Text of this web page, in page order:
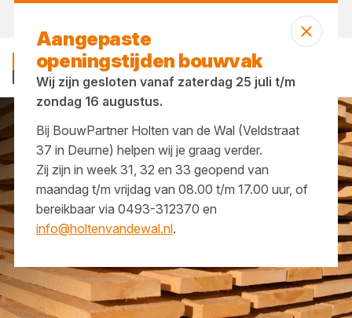
... Glaslatten
Aangepaste
openingstijden bouwvak
Wij zijn gesloten vanaf zaterdag 25 juli t/m
zondag 16 augustus.
Bij BouwPartner Holten van de Wal (Veldstraat
37 in Deurne) helpen wij je graag verder.
Zij zijn in week 31, 32 en 33 geopend van
maandag t/m vrijdag van 08.00 t/m 17.00 uur, of
bereikbaar via 0493-312370 en
info@holtenvandewal.nl.